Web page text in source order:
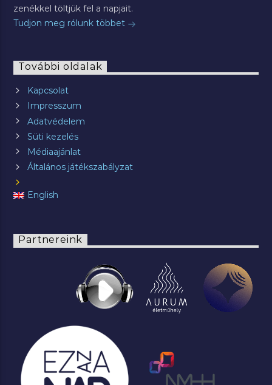
zenékkel töltjük fel a napjait.
Tudjon meg rólunk többet
További oldalak
Kapcsolat
Impresszum
Adatvédelem
Süti kezelés
Médiaajánlat
Általános játékszabályzat
English
Partnereink